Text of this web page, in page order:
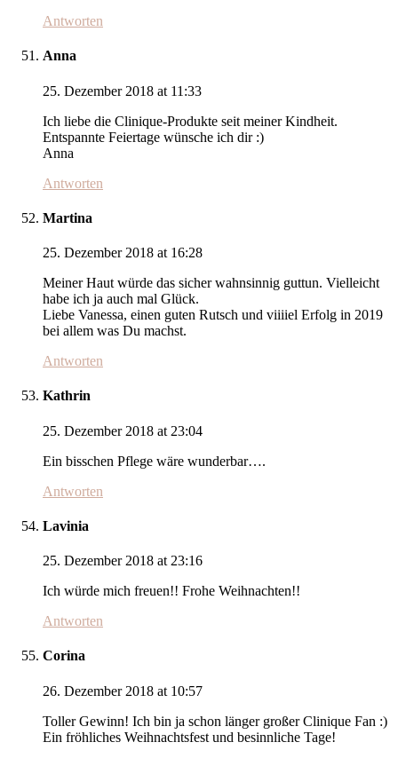
Antworten
Anna
25. Dezember 2018 at 11:33
Ich liebe die Clinique-Produkte seit meiner Kindheit.
Entspannte Feiertage wünsche ich dir :)
Anna
Antworten
Martina
25. Dezember 2018 at 16:28
Meiner Haut würde das sicher wahnsinnig guttun. Vielleicht
habe ich ja auch mal Glück.
Liebe Vanessa, einen guten Rutsch und viiiiel Erfolg in 2019
bei allem was Du machst.
Antworten
Kathrin
25. Dezember 2018 at 23:04
Ein bisschen Pflege wäre wunderbar….
Antworten
Lavinia
25. Dezember 2018 at 23:16
Ich würde mich freuen!! Frohe Weihnachten!!
Antworten
Corina
26. Dezember 2018 at 10:57
Toller Gewinn! Ich bin ja schon länger großer Clinique Fan :)
Ein fröhliches Weihnachtsfest und besinnliche Tage!